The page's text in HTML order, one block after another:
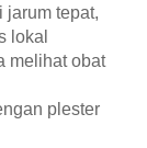
jarum tepat,
lokal
melihat obat
plester